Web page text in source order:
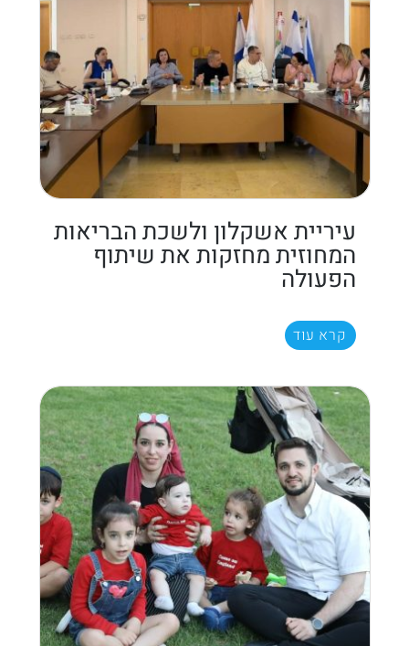
עיריית אשקלון ולשכת הבריאות
המחוזית מחזקות את שיתוף
הפעולה
קרא עוד